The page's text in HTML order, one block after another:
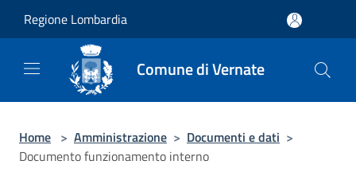
Regione Lombardia
Comune di Vernate
Home > Amministrazione > Documenti e dati >
Documento funzionamento interno